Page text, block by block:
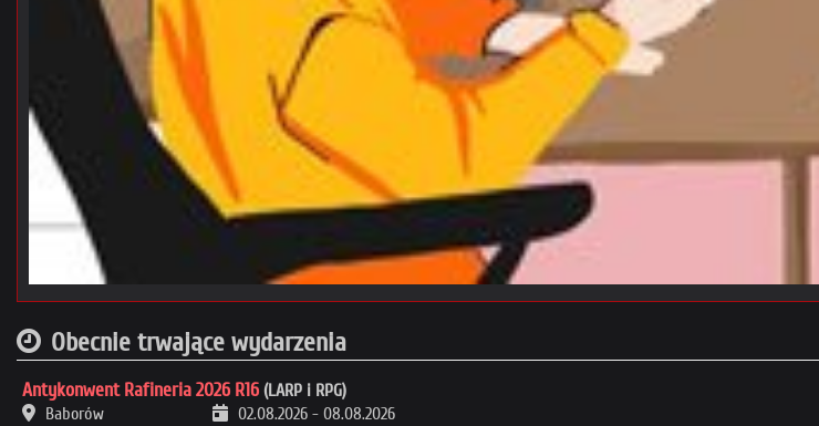
Obecnie trwające wydarzenia
Antykonwent Rafineria 2026 R16 (LARP i RPG)
Baborów
02.08.2026 - 08.08.2026